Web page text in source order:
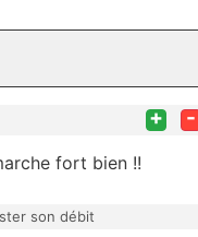
+ -
fort bien !!
son débit